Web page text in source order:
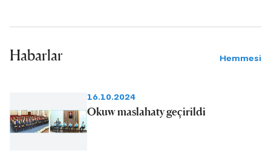
Habarlar Hemmesi
16.10.2024
Okuw maslahaty geçirildi